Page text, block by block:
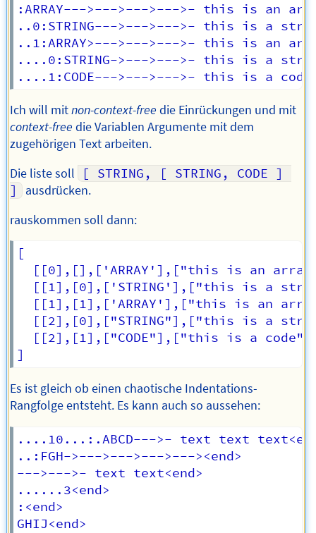
:ARRAY--->--->--->--->- this is an
..0:STRING--->--->--->- this is a
..1:ARRAY>--->--->--->- this is an
....0:STRING->--->--->- this is a
Ich will mitnon-context-free die Einrückungen und mit
context-free die Variablen Argumente mit dem
zugehörigen Text arbeiten.
Die liste soll
[ STRING, [ STRING, CODE ]
]
ausdrücken.
rauskommen soll dann:
[
[[0],[],['ARRAY'],["this is an
[[1],[0],['STRING'],["this is a
[[1],[1],['ARRAY'],["this is an
[[2],[0],["STRING"],["this is a
[[2],[1],["CODE"],["this is a
Es ist gleich ob einen chaotische Indentations-
Rangfolge entsteht. Es kann auch so aussehen:
....10...:.ABCD--->- text text
..:FGH->--->--->--->---><end>
--->--->- text text<end>
......3<end>
:<end>
GHIJ<end>